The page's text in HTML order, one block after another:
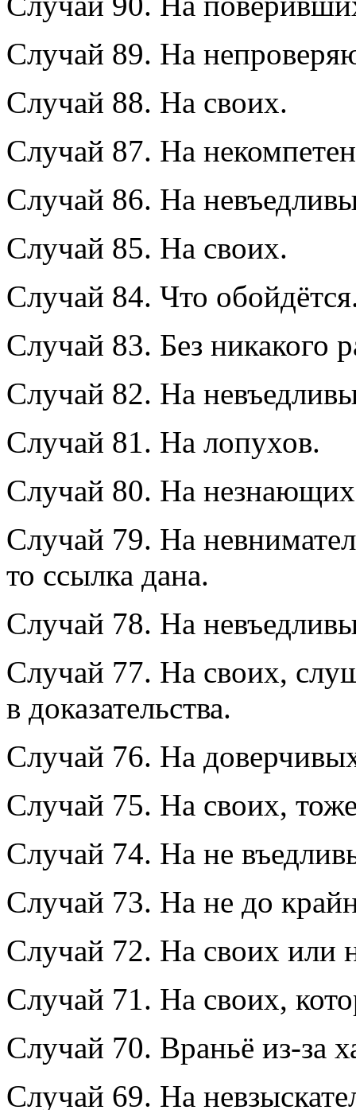
Случай 89. На
Случай 88. На своих.
Случай 87. На
Случай 86. На
Случай 85. На своих.
Случай 84. Что
Случай 83. Без никакого
Случай 82. На
Случай 81. На лопухов.
Случай 80. На незнающих
Случай 79. На
то ссылка дана.
Случай 78. На
Случай 77. На своих,
в доказательства.
Случай 76. На
Случай 75. На своих,
Случай 74. На не
Случай 73. На не до
Случай 72. На своих или
Случай 71. На своих,
Случай 70. Враньё из-за
Случай 69. На